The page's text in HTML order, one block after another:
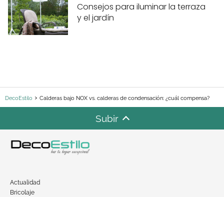
Consejos para iluminar la terraza
y el jardín
DecoEstilo Calderas bajo NOX vs. calderas de condensación: ¿cuál compensa?
Subir
Actualidad
Bricolaje